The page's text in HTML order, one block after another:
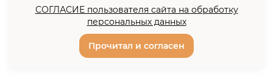
персональных данных с
помощью «Яндекс. Метрика»
Разработка сайта -
СОГЛАСИЕ пользователя сайта на обработку
персональных данных
Прочитал и согласен